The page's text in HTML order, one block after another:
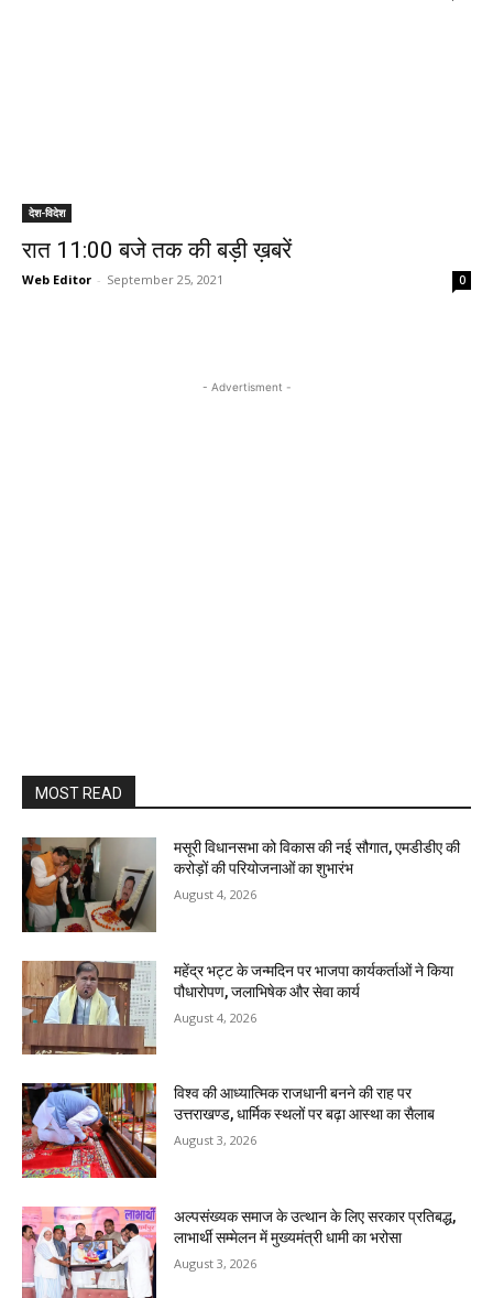
देश-विदेश
रात 11:00 बजे तक की बड़ी ख़बरें
Web Editor - September 25, 2021 0
- Advertisment -
MOST READ
मसूरी विधानसभा को विकास की नई सौगात, एमडीडीए की
करोड़ों की परियोजनाओं का शुभारंभ
August 4, 2026
महेंद्र भट्ट के जन्मदिन पर भाजपा कार्यकर्ताओं ने किया
पौधारोपण, जलाभिषेक और सेवा कार्य
August 4, 2026
विश्व की आध्यात्मिक राजधानी बनने की राह पर
उत्तराखण्ड, धार्मिक स्थलों पर बढ़ा आस्था का सैलाब
August 3, 2026
अल्पसंख्यक समाज के उत्थान के लिए सरकार प्रतिबद्ध,
लाभार्थी सम्मेलन में मुख्यमंत्री धामी का भरोसा
August 3, 2026